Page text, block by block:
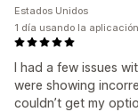
I had a few issues
were showing
couldn’t get my
Estados Unidos
1 día usando la aplicación